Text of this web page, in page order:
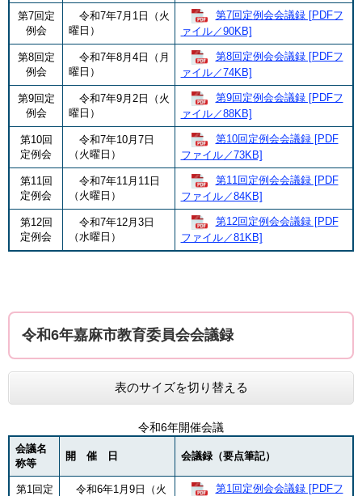
第7回定
例会
令和7年7月1日（火
曜日）
第7回定例会会議録 [PDFフ
ァイル／90KB]
第8回定
例会
令和7年8月4日（月
曜日）
第8回定例会会議録 [PDFフ
ァイル／74KB]
第9回定
例会
令和7年9月2日（火
曜日）
第9回定例会会議録 [PDFフ
ァイル／88KB]
第10回
定例会
令和7年10月7日
（火曜日）
第10回定例会会議録 [PDF
ファイル／73KB]
第11回
定例会
令和7年11月11日
（火曜日）
第11回定例会会議録 [PDF
ファイル／84KB]
第12回
定例会
令和7年12月3日
（水曜日）
第12回定例会会議録 [PDF
ファイル／81KB]
令和6年嘉麻市教育委員会会議録
表のサイズを切り替える
令和6年開催会議
会議名
称等
開 催 日 会議録（要点筆記）
第1回定
令和6年1月9日（火
第1回定例会会議録 [PDFフ